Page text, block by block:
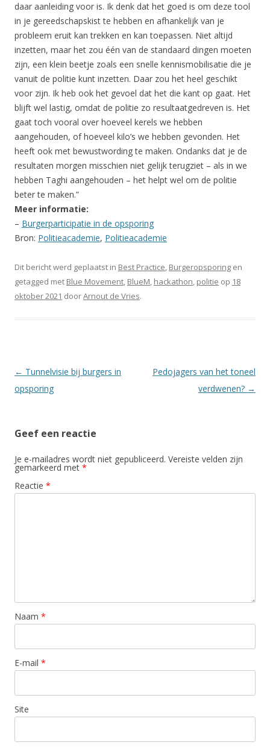
daar aanleiding voor is. Ik denk dat het goed is om deze tool
in je gereedschapskist te hebben en afhankelijk van je
probleem eruit kan trekken en kan toepassen. Niet altijd
inzetten, maar het zou één van de standaard dingen moeten
zijn, een klein beetje zoals een snelle kennismobilisatie die je
vanuit de politie kunt inzetten. Daar zou het heel geschikt
voor zijn. Ik heb ook het gevoel dat het die kant op gaat. Het
blijft wel lastig, omdat de politie zo resultaatgedreven is. Het
gaat toch vooral over hoeveel kerels we hebben
aangehouden, of hoeveel kilo’s we hebben gevonden. Het
heeft ook met bewustwording te maken. Ondanks dat je de
resultaten morgen misschien niet gelijk terugziet – als in we
hebben Taghi aangehouden – het helpt wel om de politie
beter te maken.”
Meer informatie:
– Burgerparticipatie in de opsporing
Bron: Politieacademie, Politieacademie
Dit bericht werd geplaatst in Best Practice, Burgeropsporing en
getagged met Blue Movement, BlueM, hackathon, politie op 18
oktober 2021 doorArnout de Vries.
Berichtnavigatie
← Tunnelvisie bij burgers in
opsporing
Pedojagers van het toneel
verdwenen? →
Geef een reactie
Je e-mailadres wordt niet gepubliceerd. Vereiste velden zijn
gemarkeerd met *
Reactie *
Naam *
E-mail *
Site